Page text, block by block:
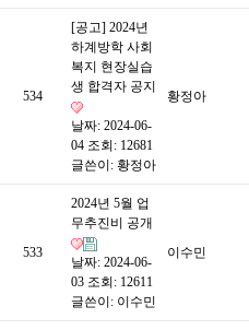
534
[공고] 2024년
하계방학 사회
복지 현장실습
생 합격자 공지
날짜: 2024-06-
04 조회: 12681
글쓴이: 황정아
황정아
533
2024년 5월 업
무추진비 공개
날짜: 2024-06-
03 조회: 12611
글쓴이: 이수민
이수민